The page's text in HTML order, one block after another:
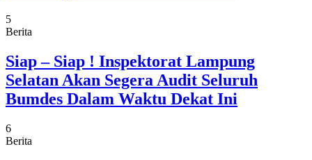
5
Berita
Siap – Siap ! Inspektorat Lampung
Selatan Akan Segera Audit Seluruh
Bumdes Dalam Waktu Dekat Ini
6
Berita